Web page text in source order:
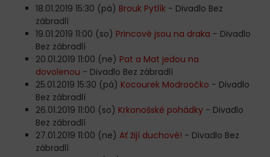
18.01.2019 15:30 (pá) Brouk Pytlík - Divadlo Bez
zábradlí
19.01.2019 11:00 (so) Princové jsou na draka - Divadlo
Bez zábradlí
20.01.2019 11:00 (ne) Pat a Mat jedou na
dovolenou - Divadlo Bez zábradlí
25.01.2019 15:30 (pá) Kocourek Modroočko - Divadlo
Bez zábradlí
26.01.2019 11:00 (so) Krkonošské pohádky - Divadlo
Bez zábradlí
27.01.2019 11:00 (ne) Ať žijí duchové! - Divadlo Bez
zábradlí